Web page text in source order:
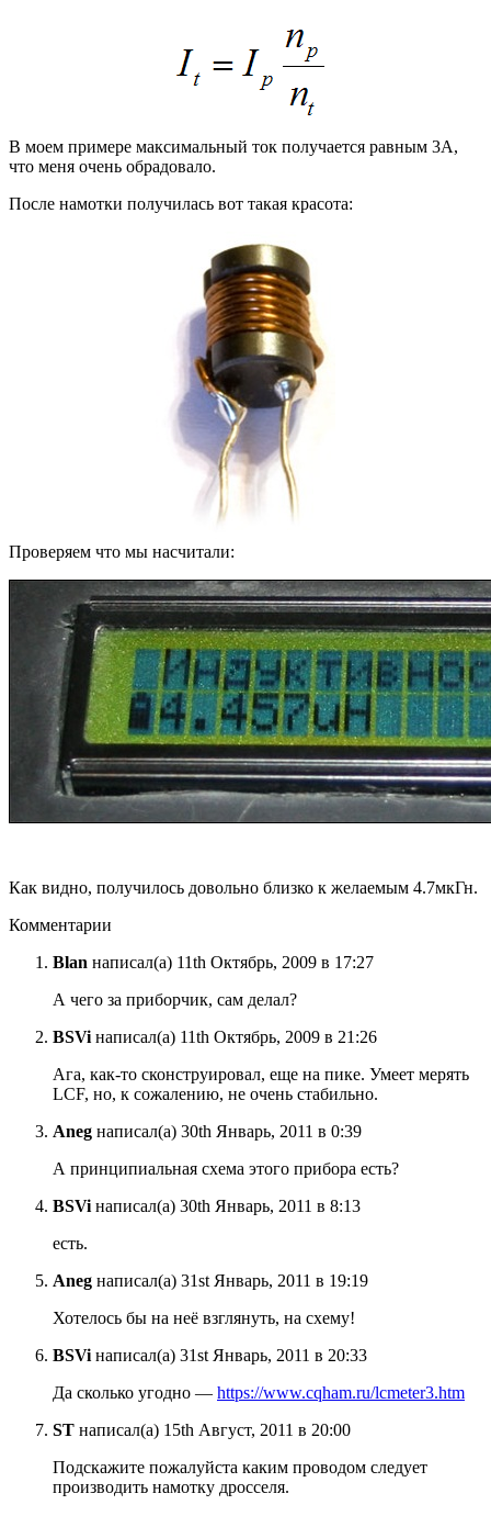
В моем примере максимальный ток получается равным 3А,
что меня очень обрадовало.
После намотки получилась вот такая красота:
Проверяем что мы насчитали:
Как видно, получилось довольно близко к желаемым 4.7мкГн.
Комментарии
Blan написал(а) 11th Октябрь, 2009 в 17:27
А чего за приборчик, сам делал?
BSVi написал(а) 11th Октябрь, 2009 в 21:26
Ага, как-то сконструировал, еще на пике. Умеет мерять
LCF, но, к сожалению, не очень стабильно.
Aneg написал(а) 30th Январь, 2011 в 0:39
А принципиальная схема этого прибора есть?
BSVi написал(а) 30th Январь, 2011 в 8:13
есть.
Aneg написал(а) 31st Январь, 2011 в 19:19
Хотелось бы на неё взглянуть, на схему!
BSVi написал(а) 31st Январь, 2011 в 20:33
Да сколько угодно — https://www.cqham.ru/lcmeter3.htm
ST написал(а) 15th Август, 2011 в 20:00
Подскажите пожалуйста каким проводом следует
производить намотку дросселя.